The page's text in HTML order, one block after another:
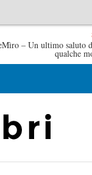
le mattine di Sybil
– Un ultimo saluto
qualche